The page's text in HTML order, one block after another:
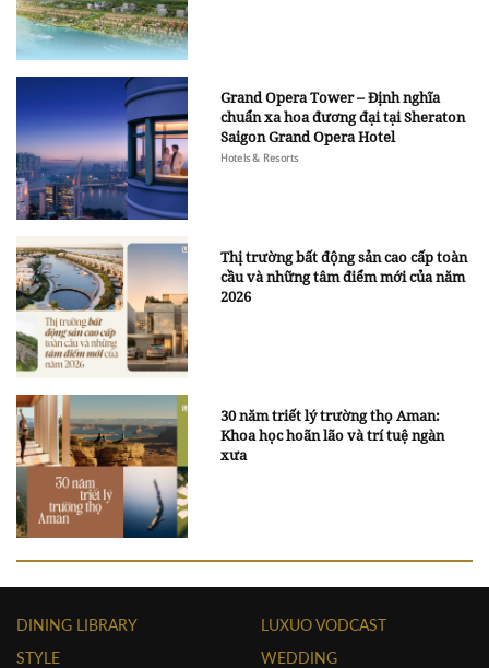
Grand Opera Tower – Định nghĩa
chuẩn xa hoa đương đại tại Sheraton
Saigon Grand Opera Hotel
Hotels & Resorts
Thị trường bất động sản cao cấp toàn
cầu và những tâm điểm mới của năm
2026
30 năm triết lý trường thọ Aman:
Khoa học hoãn lão và trí tuệ ngàn
xưa
DINING LIBRARY
STYLE
LUXUO VODCAST
WEDDING